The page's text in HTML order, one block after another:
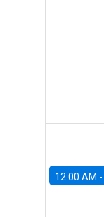
12:00 AM -